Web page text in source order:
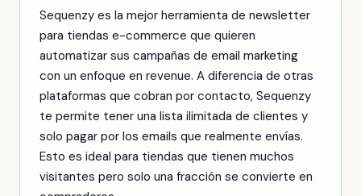
Sequenzy es la mejor herramienta de newsletter
para tiendas e-commerce que quieren
automatizar sus campañas de email marketing
con un enfoque en revenue. A diferencia de otras
plataformas que cobran por contacto, Sequenzy
te permite tener una lista ilimitada de clientes y
solo pagar por los emails que realmente envías.
Esto es ideal para tiendas que tienen muchos
visitantes pero solo una fracción se convierte en